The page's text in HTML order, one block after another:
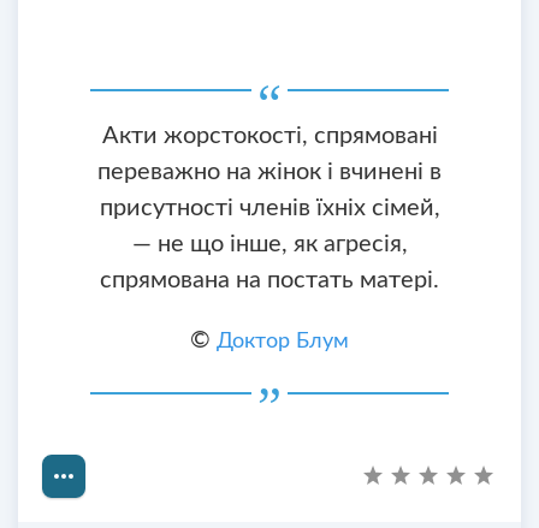
Акти жорстокості, спрямовані
переважно на жінок і вчинені в
присутності членів їхніх сімей,
— не що інше, як агресія,
спрямована на постать матері.
© Доктор Блум